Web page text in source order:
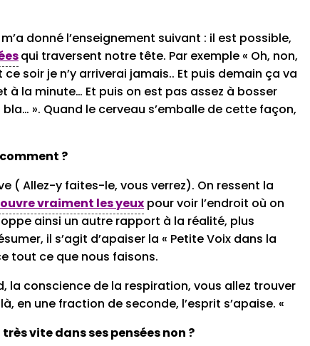
donné l’enseignement suivant : il est possible,
qui traversent notre tête. Par exemple « Oh, non,
soir je n’y arriverai jamais.. Et puis demain ça va
la minute… Et puis on est pas assez à bosser
». Quand le cerveau s’emballe de cette façon,
?
( Allez-y faites-le, vous verrez). On ressent la
vraiment les yeux pour voir l’endroit où on
ainsi un autre rapport à la réalité, plus
il s’agit d’apaiser la « Petite Voix dans la
tout ce que nous faisons.
la conscience de la respiration, vous allez trouver
en une fraction de seconde, l’esprit s’apaise. «
vite dans ses pensées non ?